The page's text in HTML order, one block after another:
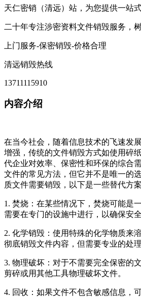
天仁密销（清远）站，为您提供一站
二十年专注涉密资料文件销毁服务，
上门服务-保密销毁-价格合理
清远销毁热线
13711115910
内容介绍
在当今社会，随着信息技术的飞速发
增强，传统的文件销毁方式如使用碎
代企业对效率、保密性和环保的综合
文件的常见方法，但它并不是唯一的
质文件需要销毁，以下是一些替代方案
1. 焚烧：在某些情况下，焚烧可能是
需要在专门的设施中进行，以确保安
2. 化学销毁：使用特殊的化学物质来
彻底销毁文件内容，但需要专业的处
3. 物理破坏：对于不需要完全保密的
剪碎或用其他工具物理破坏文件。
4. 回收：如果文件不包含敏感信息，